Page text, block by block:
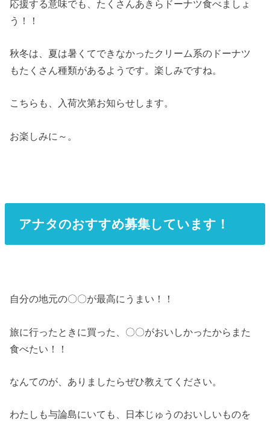
応援する意味でも、たくさんあきらドーナツ食べましょ
う！！
秋冬は、夏は暑くてできなかったクリーム系のドーナツ
もたくさん種類があるようです。楽しみですね。
こちらも、入荷次第お知らせします。
お楽しみに～。
アナタのおすすめ募集しています！
自分の地元の〇〇が最高にうまい！！
旅に行ったときに買った、〇〇がおいしかったからまた
食べたい！！
なんてのが、ありましたらぜひ教えてください。
わたしも与論島にいても、日本じゅうのおいしいものを